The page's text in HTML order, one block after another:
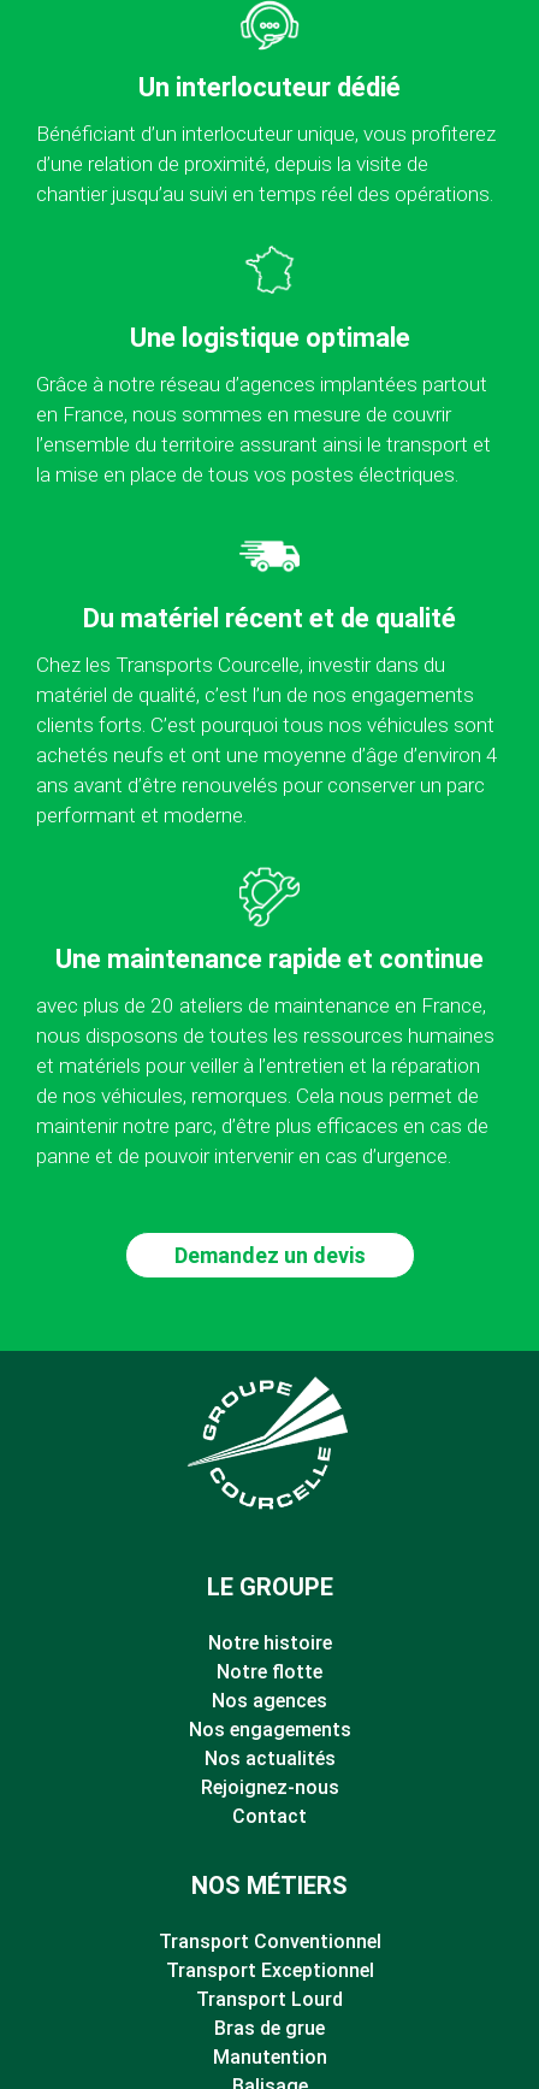
Un interlocuteur dédié
Bénéficiant d’un interlocuteur unique, vous profiterez
d’une relation de proximité, depuis la visite de
chantier jusqu’au suivi en temps réel des opérations.
Une logistique optimale
Grâce à notre réseau d’agences implantées partout
en France, nous sommes en mesure de couvrir
l’ensemble du territoire assurant ainsi le transport et
la mise en place de tous vos postes électriques.
Du matériel récent et de qualité
Chez les Transports Courcelle, investir dans du
matériel de qualité, c’est l’un de nos engagements
clients forts. C’est pourquoi tous nos véhicules sont
achetés neufs et ont une moyenne d’âge d’environ 4
ans avant d’être renouvelés pour conserver un parc
performant et moderne.
Une maintenance rapide et continue
avec plus de 20 ateliers de maintenance en France,
nous disposons de toutes les ressources humaines
et matériels pour veiller à l’entretien et la réparation
de nos véhicules, remorques. Cela nous permet de
maintenir notre parc, d’être plus efficaces en cas de
panne et de pouvoir intervenir en cas d’urgence.
Demandez un devis
LE GROUPE
Notre histoire
Notre flotte
Nos agences
Nos engagements
Nos actualités
Rejoignez-nous
Contact
NOS MÉTIERS
Transport Conventionnel
Transport Exceptionnel
Transport Lourd
Bras de grue
Manutention